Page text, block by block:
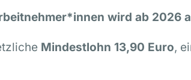
wird ab 2026
Mindestlohn 13,90 Euro,